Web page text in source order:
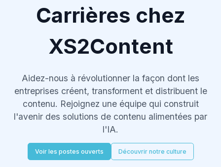
Carrières chez
XS2Content
Aidez-nous à révolutionner la façon dont les
entreprises créent, transforment et distribuent le
contenu. Rejoignez une équipe qui construit
l'avenir des solutions de contenu alimentées par
l'IA.
Voir les postes ouverts Découvrir notre culture